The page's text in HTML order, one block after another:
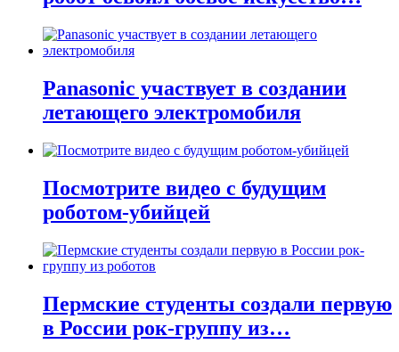
Panasonic участвует в создании
летающего электромобиля
Посмотрите видео с будущим
роботом-убийцей
Пермские студенты создали первую
в России рок-группу из…